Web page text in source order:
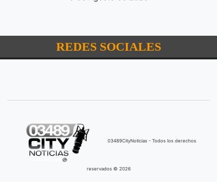
REDES SOCIALES
03489CityNoticias - Todos los derechos
reservados © 2026